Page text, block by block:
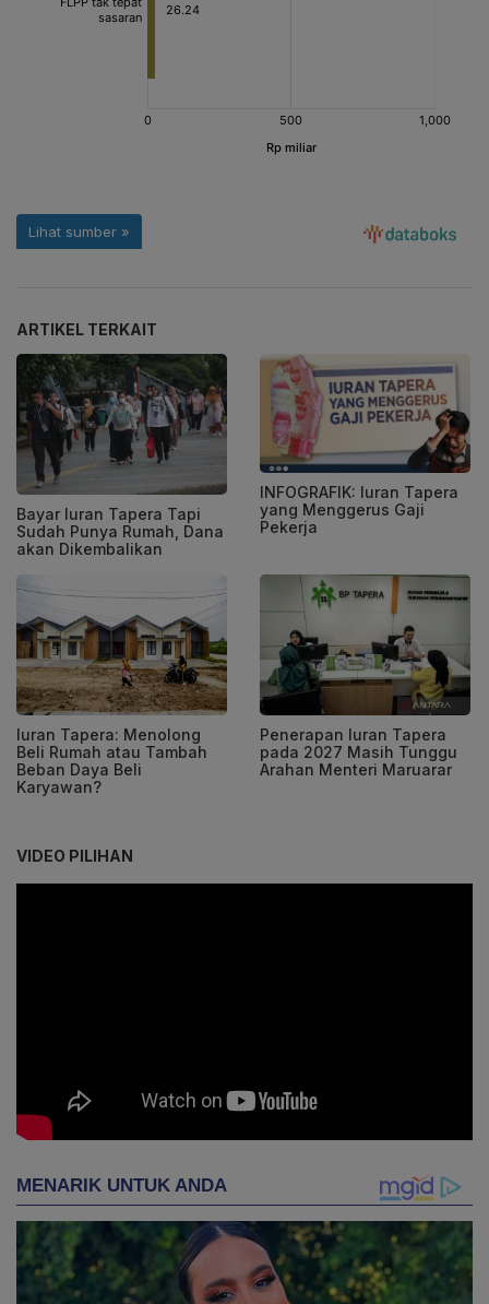
ARTIKEL TERKAIT
Bayar Iuran Tapera Tapi
Sudah Punya Rumah, Dana
akan Dikembalikan
INFOGRAFIK: Iuran Tapera
yang Menggerus Gaji
Pekerja
Iuran Tapera: Menolong
Beli Rumah atau Tambah
Beban Daya Beli
Karyawan?
Penerapan Iuran Tapera
pada 2027 Masih Tunggu
Arahan Menteri Maruarar
VIDEO PILIHAN